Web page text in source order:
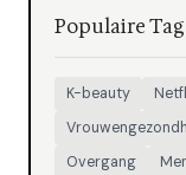
Populaire
K-beauty
Overgang